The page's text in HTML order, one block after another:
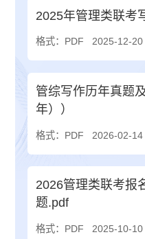
2025年管理类联考
格式：PDF 2025-12-20
管综写作历年真题
年））
格式：PDF 2026-02-14
2026管理类联考报
题.pdf
格式：PDF 2025-10-10